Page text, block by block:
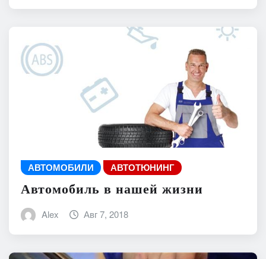
АВТОМОБИЛИ АВТОТЮНИНГ
Автомобиль в нашей жизни
Alex Авг 7, 2018